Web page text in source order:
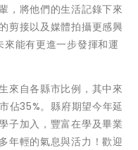
，將他們的生活記錄下來
剪接以及媒體拍攝更感興
能有更進一步發揮和運
來自各縣市比例，其中來
佔35%。縣府期望今年延
子加入，豐富在學及畢業
年輕的氣息與活力！歡迎